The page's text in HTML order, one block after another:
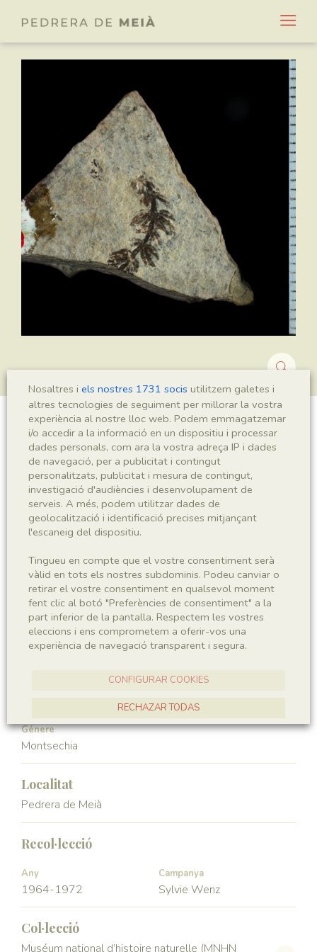
Montsechia vidalii
Sigla
MNHN 17014a
Regne
Plantae
Phyllum
Spermatophyta
Subphyllum
Angiospermae
Classe
Magnoliopsida
Familia
Génere
Montsechia
Localitat
Pedrera de Meià
Recol·lecció
Any
1964-1972
Campanya
Sylvie Wenz
Col·lecció
Muséum national d’histoire naturelle (MNHN
Nosaltres i els nostres 1731 socis utilitzem galetes i
altres tecnologies de seguiment per millorar la vostra
experiència al nostre lloc web. Podem emmagatzemar
i/o accedir a la informació en un dispositiu i processar
dades personals, com ara la vostra adreça IP i dades
de navegació, per a publicitat i contingut
personalitzats, publicitat i mesura de contingut,
investigació d'audiències i desenvolupament de
serveis. A més, podem utilitzar dades de
geolocalització i identificació precises mitjançant
l'escaneig del dispositiu.
Tingueu en compte que el vostre consentiment serà
vàlid en tots els nostres subdominis. Podeu canviar o
retirar el vostre consentiment en qualsevol moment
fent clic al botó "Preferències de consentiment" a la
part inferior de la pantalla. Respectem les vostres
eleccions i ens comprometem a oferir-vos una
experiència de navegació transparent i segura.
CONFIGURAR COOKIES
RECHAZAR TODAS
ACCEPTAR TOTES